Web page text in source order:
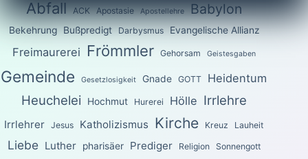
Abfall ACK Apostasie Apostellehre Babylon
Bekehrung Bußpredigt Darbysmus Evangelische Allianz
Freimaurerei Frömmler Gehorsam Geistesgaben
Gemeinde Gesetzlosigkeit Gnade GOTT Heidentum
Heuchelei Hochmut Hurerei Hölle Irrlehre
Irrlehrer Jesus Katholizismus Kirche Kreuz Lauheit
Liebe Luther pharisäer Prediger Religion Sonnengott